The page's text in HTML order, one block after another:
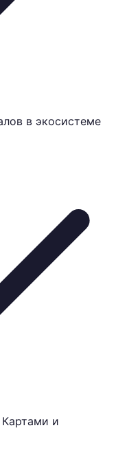
в экосистеме
и